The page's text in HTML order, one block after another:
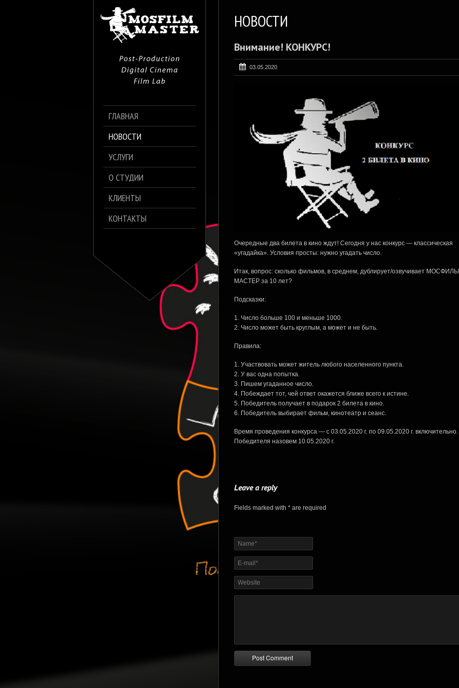
ГЛАВНАЯ
НОВОСТИ
УСЛУГИ
О СТУДИИ
КЛИЕНТЫ
КОНТАКТЫ
НОВОСТИ
Внимание! КОНКУРС!
03.05.2020
Очередные два билета в кино ждут! Сегодня у нас конкурс — классическая
«угадайка». Условия просты: нужно угадать число.
Итак, вопрос: сколько фильмов, в среднем, дублирует/озвучивает
МАСТЕР за 10 лет?
Подсказки:
Число больше 100 и меньше 1000.
Число может быть круглым, а может и не быть.
Правила:
Участвовать может житель любого населенного пункта.
У вас одна попытка.
Пишем угаданное число.
Побеждает тот, чей ответ окажется ближе всего к истине.
Победитель получает в подарок 2 билета в кино.
Победитель выбирает фильм, кинотеатр и сеанс.
Время проведения конкурса — с 03.05.2020 г. по 09.05.2020 г. включительно.
Победителя назовем 10.05.2020 г.
Leave a reply
Fields marked with * are required